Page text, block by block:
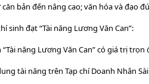
bản đến nâng cao; văn hóa và
sinh đạt “Tài năng Lương Văn Can”:
năng Lương Văn Can” có giá trị trọn
tài năng trên Tạp chí Doanh Nhân